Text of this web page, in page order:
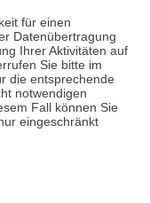
für einen
Datenübertragung
Ihrer Aktivitäten auf
Sie bitte im
die entsprechende
notwendigen
Fall können Sie
eingeschränkt